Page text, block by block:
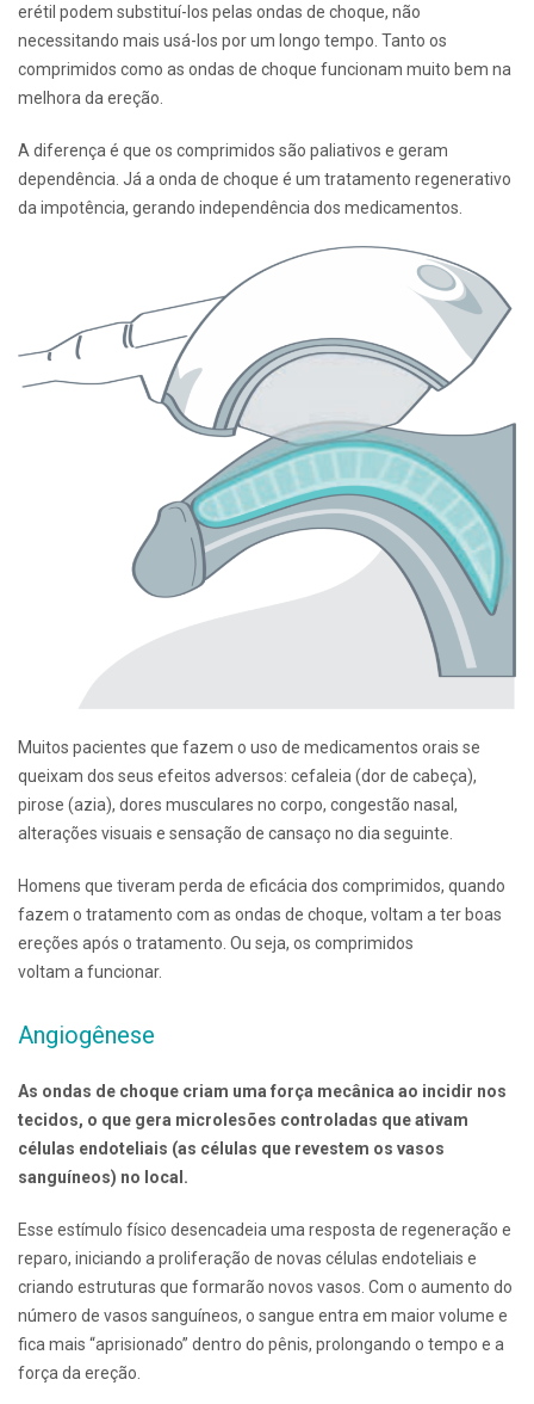
erétil podem substituí-los pelas ondas de choque, não
necessitando mais usá-los por um longo tempo. Tanto os
comprimidos como as ondas de choque funcionam muito bem na
melhora da ereção.
A diferença é que os comprimidos são paliativos e geram
dependência. Já a onda de choque é um tratamento regenerativo
da impotência, gerando independência dos medicamentos.
Muitos pacientes que fazem o uso de medicamentos orais se
queixam dos seus efeitos adversos: cefaleia (dor de cabeça),
pirose (azia), dores musculares no corpo, congestão nasal,
alterações visuais e sensação de cansaço no dia seguinte.
Homens que tiveram perda de eficácia dos comprimidos, quando
fazem o tratamento com as ondas de choque, voltam a ter boas
ereções após o tratamento. Ou seja, os comprimidos
voltam a funcionar.
Angiogênese
As ondas de choque criam uma força mecânica ao incidir nos
tecidos, o que gera microlesões controladas que ativam
células endoteliais (as células que revestem os vasos
sanguíneos) no local.
Esse estímulo físico desencadeia uma resposta de regeneração e
reparo, iniciando a proliferação de novas células endoteliais e
criando estruturas que formarão novos vasos. Com o aumento do
número de vasos sanguíneos, o sangue entra em maior volume e
fica mais “aprisionado” dentro do pênis, prolongando o tempo e a
força da ereção.